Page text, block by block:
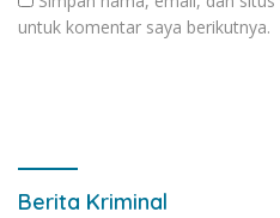
untuk komentar saya berikutnya.
Berita Kriminal